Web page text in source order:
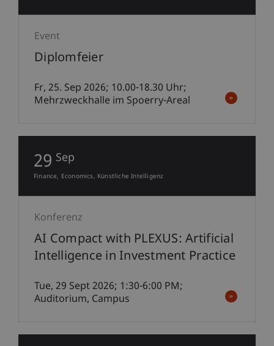
Event
Diplomfeier
Fr, 25. Sep 2026; 10.00-18.30 Uhr;
Mehrzweckhalle im Spoerry-Areal
29 Sep
Finance Economics Künstliche Intelligenz
Konferenz
AI Compact with PLEXUS: Artificial
Intelligence in Investment Practice
Tue, 29 Sept 2026; 1:30-6:00 PM;
Auditorium, Campus